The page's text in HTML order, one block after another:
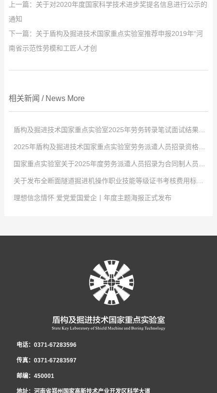
上一篇： 关于对2020年度国家科学技术进步奖提名信息进行公示的
通知
下一篇： 关于盾构及掘进技术国家重点实验室推荐申报2019年“河
南省示范性劳模和工匠人才创
相关新闻 / News More
点击次数: 0
2025 -12 -29
盾构及掘进技术国家重点实验室于12月24日开展了国家重点实验室2025年
人才引进笔试和面试，经集体决策审议，现公布本次笔试和面试结果，详见下
名1许自文1441898165.50 12孔德卿146181.28164.56 23高士琛
107.5172.2126.9134龚豪博111156124.54 ...
2025年盾构及掘进技术国家重点实验室劳务派遣人员招录资格审查合格人员名单公示
点击次数: 0
2025 -12 -08
根据《国家重点实验室关于2025年度劳务派遣人员招录为合同制人员的报名
公示期内对所公示的内容存有异议，请在2025年12月15日前向国家重点实验
室反映。反映电话:0371-67283597 附件:劳务派...
点击次数: 0
2025 -12 -01
条件及岗位要求1．引进范围：工程机械（机电）技术岗位的专业技术人员；
2．年龄不超过40岁。 3．具有本科及以上学历。4．已在本单位连续务工3年
及以上。5．近3年绩效考核结果均为良好及以上，至少有1年为优秀。 6．身
心健康，认同企业文化。7．无处分期内的违反本单位规章制度情况且无处分
关于发布全断面隧道掘进机操作职业技能等级证书考核费用标准（上海市）的公告
点击次数: 0
理想信念情怀 爱党爱国爱企丨年度主题海报正式发布
彻落实习近平总书记关于坚定理想信念和增强爱党爱国情感重要论述精神的重
要举措，是推进全面从严治党向基层延伸、加强基层思想政治工作的迫切需
要，是促进企业实现高质量发展的有效途径。为进一步助推主题活动走深走
实，中国中铁官方微信特开设《理想信念情怀 爱党爱国爱企》专栏，聚焦基层
电话：0371-67283596
传真：0371-67283597
邮编：450001
地址：河南省郑州国家高新技术产业开发区科学大道